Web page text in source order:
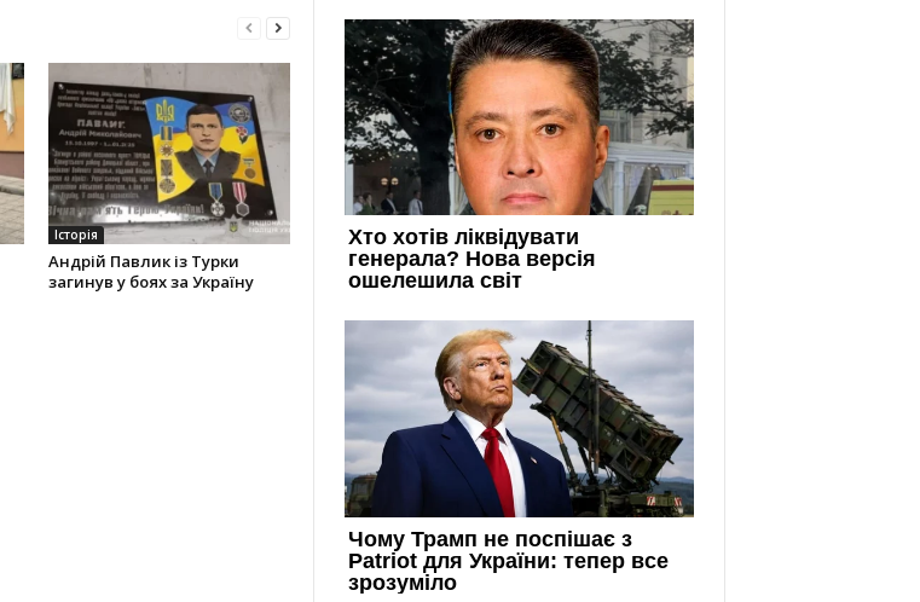
Історія
Андрій Павлик із Турки
загинув у боях за Україну